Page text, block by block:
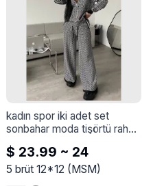
kadın spor iki adet set
sonbahar moda tişörtü rahat
eğitim koşu kadın giyim suit
koşu eşofman - Kadın spor
iki adet Set sonbahar moda
$ 23.99 ~ 24
5 brüt 12*12 (MSM)